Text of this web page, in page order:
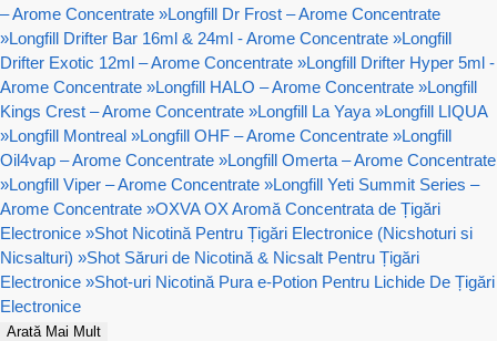
– Arome Concentrate »Longfill Dr Frost – Arome Concentrate
»Longfill Drifter Bar 16ml & 24ml - Arome Concentrate »Longfill
Drifter Exotic 12ml – Arome Concentrate »Longfill Drifter Hyper 5ml -
Arome Concentrate »Longfill HALO – Arome Concentrate »Longfill
Kings Crest – Arome Concentrate »Longfill La Yaya »Longfill LIQUA
»Longfill Montreal »Longfill OHF – Arome Concentrate »Longfill
Oil4vap – Arome Concentrate »Longfill Omerta – Arome Concentrate
»Longfill Viper – Arome Concentrate »Longfill Yeti Summit Series –
Arome Concentrate »OXVA OX Aromă Concentrata de Țigări
Electronice »Shot Nicotină Pentru Țigări Electronice (Nicshoturi si
Nicsalturi) »Shot Săruri de Nicotină & Nicsalt Pentru Țigări
Electronice »Shot-uri Nicotină Pura e-Potion Pentru Lichide De Țigări
Electronice
Arată Mai Mult